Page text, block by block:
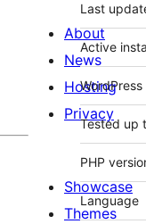
Last
Active
Tested up
PHP
Language
About
News
Hosting
Privacy
Showcase
Themes